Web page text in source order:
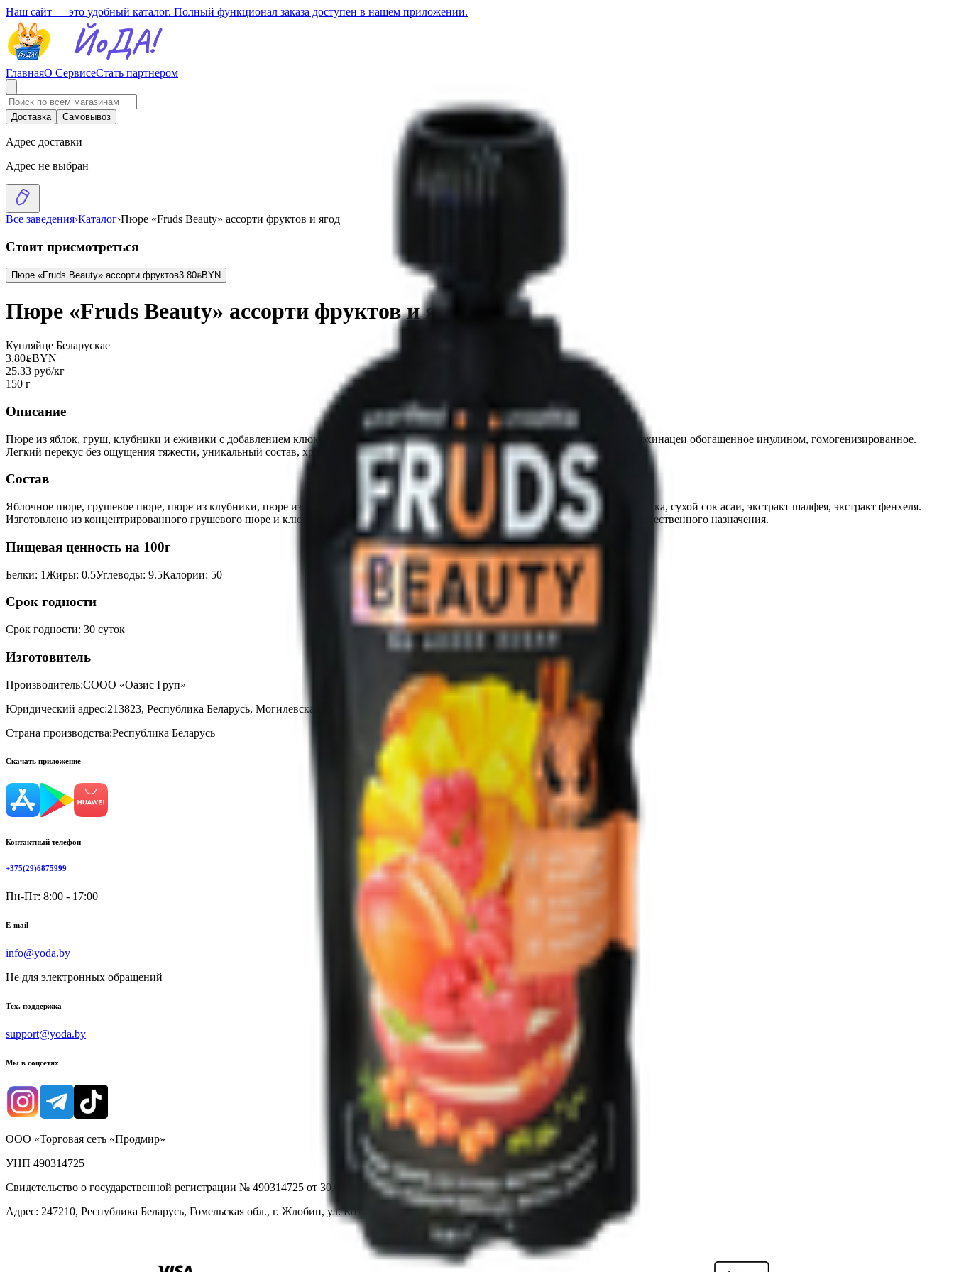
Наш сайт — это удобный каталог. Полный функционал заказа доступен в нашем приложении.
ГлавнаяО СервисеСтать партнером
Доставка Самовывоз
Адрес доставки
Адрес не выбран
Все заведения›Каталог›Пюре «Fruds Beauty» ассорти фруктов и ягод
Стоит присмотреться
Пюре «Fruds Beauty» ассорти фруктов3.80BYNBYN
Пюре «Fruds Beauty» ассорти фруктов и ягод
Купляйце Беларускае
3.80BYNBYN
25.33 руб/кг
150 г
Описание
Пюре из яблок, груш, клубники и еживики с добавлением клюквенного сока, льняной клетчатки, сока асаи, экстрактов шалфея и эхинацеи обогащенное инулином, гомогенизированное.
Легкий перекус без ощущения тяжести, уникальный состав, хранится без холодильника.
Состав
Яблочное пюре, грушевое пюре, пюре из клубники, пюре из еживики, сок клюквенный пищевое волокно (инулин), льняная клетчатка, сухой сок асаи, экстракт шалфея, экстракт фенхеля.
Изготовлено из концентрированного грушевого пюре и клюквенного сока. Без добавления сахара. Содержит сахара природного естественного назначения.
Пищевая ценность на 100г
Белки: 1Жиры: 0.5Углеводы: 9.5Калории: 50
Срок годности
Срок годности: 30 суток
Изготовитель
Производитель:СООО «Оазис Груп»
Юридический адрес:213823, Республика Беларусь, Могилевская обл., г. Бобруйск, ул. Нахимова, 1Д
Страна производства:Республика Беларусь
Скачать приложение
Контактный телефон
+375(29)6875999
Пн-Пт: 8:00 - 17:00
E-mail
info@yoda.by
Не для электронных обращений
Тех. поддержка
support@yoda.by
Мы в соцсетях
ООО «Торговая сеть «Продмир»
УНП 490314725
Свидетельство о государственной регистрации № 490314725 от 30.05.2003г выдано Гомельским облисполкомом
Адрес: 247210, Республика Беларусь, Гомельская обл., г. Жлобин, ул. Козлова 2-А